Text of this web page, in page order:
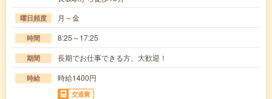
曜日頻度 月～金
時間 8:25～17:25
期間 長期でお仕事できる方、大歓迎！
時給 時給1400円
交通費